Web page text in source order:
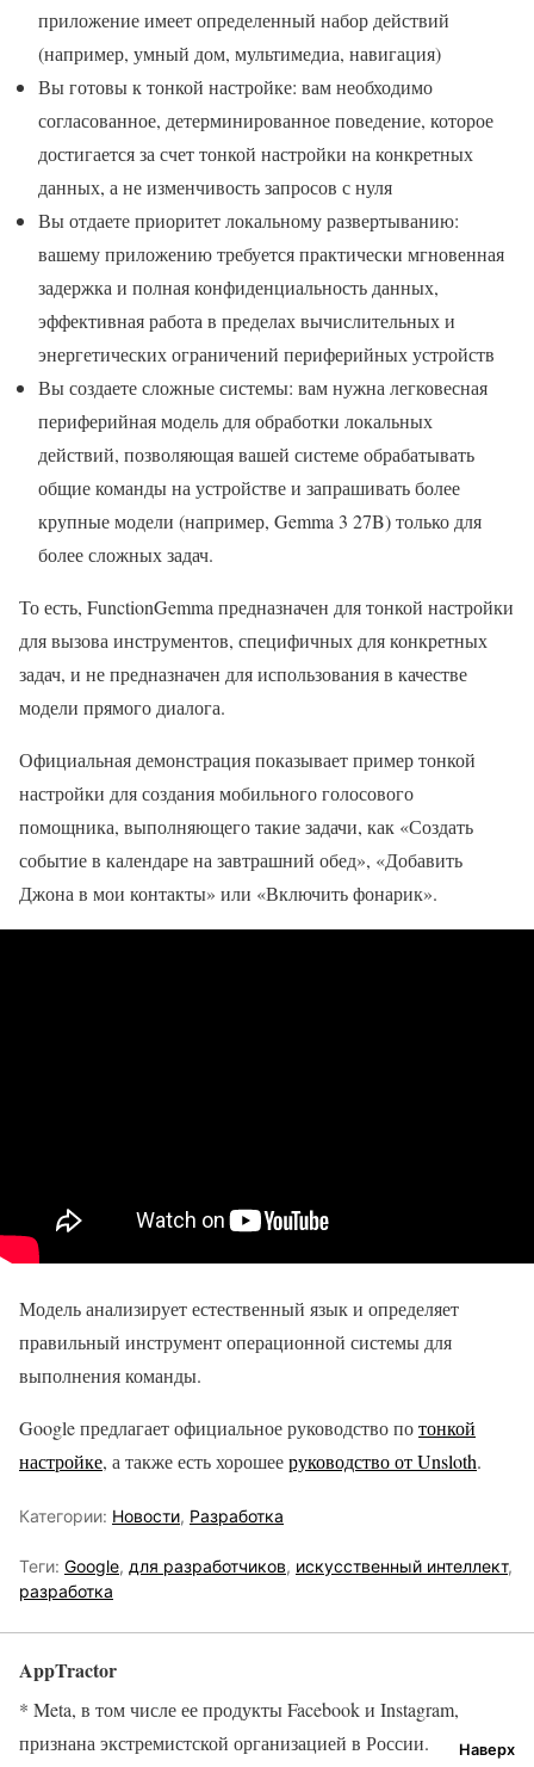
приложение имеет определенный набор действий
(например, умный дом, мультимедиа, навигация)
Вы готовы к тонкой настройке: вам необходимо
согласованное, детерминированное поведение, которое
достигается за счет тонкой настройки на конкретных
данных, а не изменчивость запросов с нуля
Вы отдаете приоритет локальному развертыванию:
вашему приложению требуется практически мгновенная
задержка и полная конфиденциальность данных,
эффективная работа в пределах вычислительных и
энергетических ограничений периферийных устройств
Вы создаете сложные системы: вам нужна легковесная
периферийная модель для обработки локальных
действий, позволяющая вашей системе обрабатывать
общие команды на устройстве и запрашивать более
крупные модели (например, Gemma 3 27B) только для
более сложных задач.
То есть, FunctionGemma предназначен для тонкой настройки
для вызова инструментов, специфичных для конкретных
задач, и не предназначен для использования в качестве
модели прямого диалога.
Официальная демонстрация показывает пример тонкой
настройки для создания мобильного голосового
помощника, выполняющего такие задачи, как «Создать
событие в календаре на завтрашний обед», «Добавить
Джона в мои контакты» или «Включить фонарик».
Модель анализирует естественный язык и определяет
правильный инструмент операционной системы для
выполнения команды.
Google предлагает официальное руководство потонкой
настройке, а также есть хорошееруководство от Unsloth.
Категории: Новости, Разработка
Теги: Google, для разработчиков, искусственный интеллект,
разработка
AppTractor
Наверх
* Meta, в том числе ее продукты Facebook и Instagram,
признана экстремистской организацией в России.